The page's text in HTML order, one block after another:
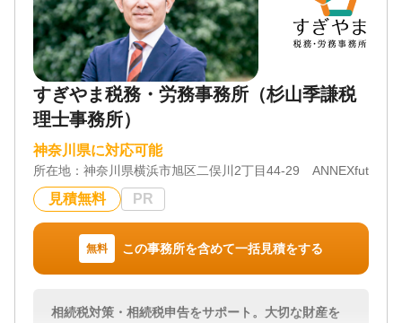
すぎやま税務・労務事務所（杉山季謙税
理士事務所）
神奈川県に対応可能
所在地： 神奈川県横浜市旭区二俣川2丁目44-29
見積無料 PR
無料 この事務所を含めて一括見積をする
相続税対策・相続税申告をサポート。大切な財産を